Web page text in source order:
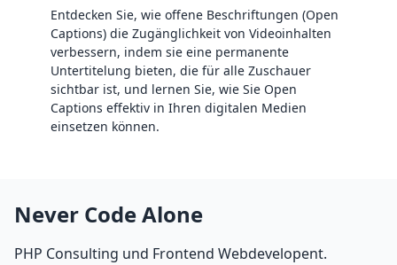
Entdecken Sie, wie offene Beschriftungen (Open
Captions) die Zugänglichkeit von Videoinhalten
verbessern, indem sie eine permanente
Untertitelung bieten, die für alle Zuschauer
sichtbar ist, und lernen Sie, wie Sie Open
Captions effektiv in Ihren digitalen Medien
einsetzen können.
Never Code Alone
PHP Consulting und Frontend Webdevelopent.